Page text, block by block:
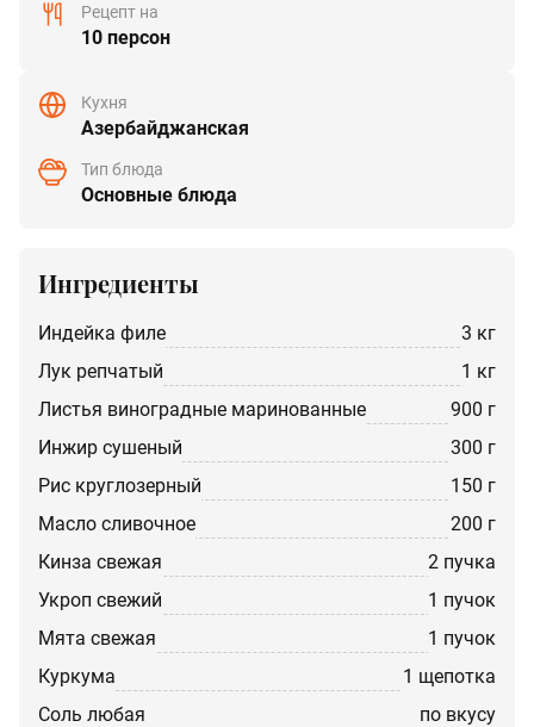
Рецепт на
10 персон
Кухня
Азербайджанская
Тип блюда
Основные блюда
Ингредиенты
индейка филе
3 кг
лук репчатый
1 кг
листья виноградные маринованные
900 г
инжир сушеный
300 г
рис круглозерный
150 г
масло сливочное
200 г
кинза свежая
2 пучка
укроп свежий
1 пучок
мята свежая
1 пучок
куркума
1 щепотка
соль любая
по вкусу